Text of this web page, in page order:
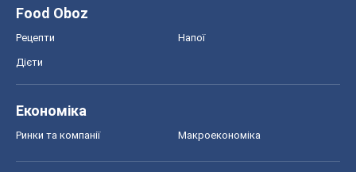
Food Oboz
Рецепти Напої
Дієти
Економіка
Ринки та компанії Макроекономіка